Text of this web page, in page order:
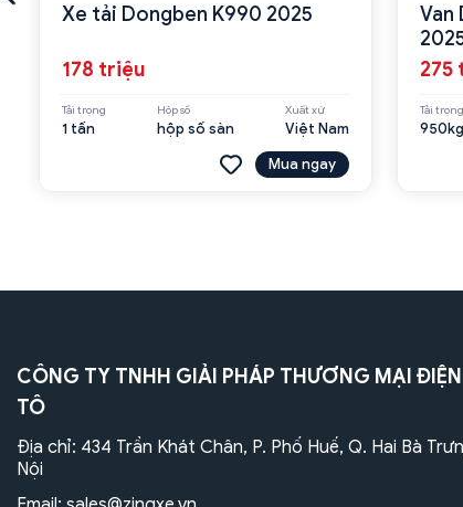
Xe tải Dongben K990 2025
178 triệu
Tải trọng
1 tấn
Hộp số
hộp số sàn
Xuất xứ
Việt Nam
Mua ngay
Van
275
Tải trọng
950kg
CÔNG TY TNHH GIẢI PHÁP THƯƠNG MẠI
TÔ
Địa chỉ: 434 Trần Khát Chân, P. Phố Huế, Q. Hai Bà
Nội